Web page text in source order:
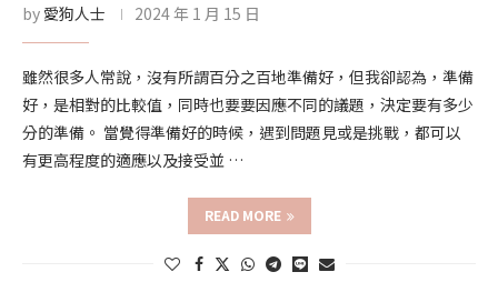
by 愛狗人士 2024 年 1 月 15 日
雖然很多人常說，沒有所謂百分之百地準備好，但我卻認為，準備
好，是相對的比較值，同時也要要因應不同的議題，決定要有多少
分的準備。 當覺得準備好的時候，遇到問題見或是挑戰，都可以
有更高程度的適應以及接受並 …
READ MORE